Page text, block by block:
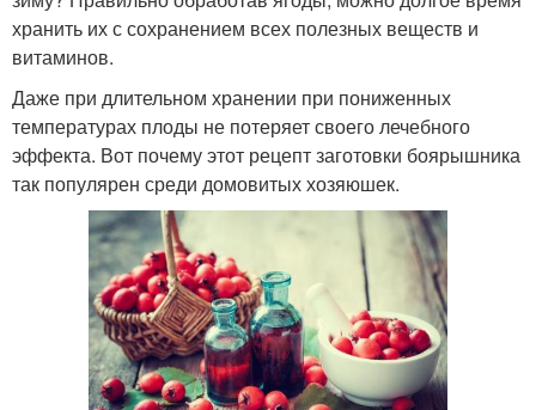
хранить их с сохранением всех полезных веществ и
витаминов.
Даже при длительном хранении при пониженных
температурах плоды не потеряет своего лечебного
эффекта. Вот почему этот рецепт заготовки боярышника
так популярен среди домовитых хозяюшек.